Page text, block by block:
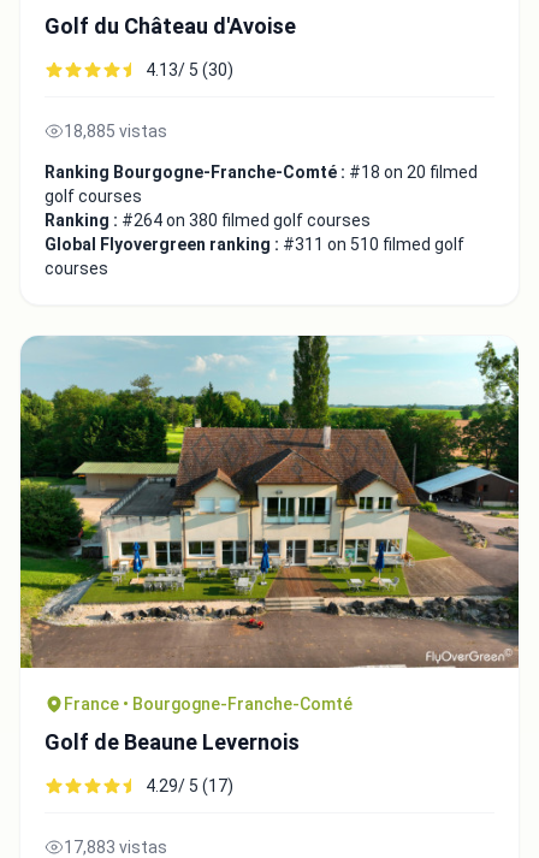
Golf du Château d'Avoise
4.13/ 5 (30)
18,885 vistas
Ranking Bourgogne-Franche-Comté : #18 on 20 filmed
golf courses
Ranking : #264 on 380 filmed golf courses
Global Flyovergreen ranking : #311 on 510 filmed golf
courses
France • Bourgogne-Franche-Comté
Golf de Beaune Levernois
4.29/ 5 (17)
17,883 vistas